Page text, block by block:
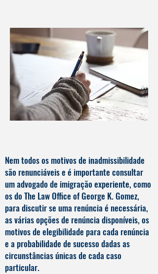
Nem todos os motivos de inadmissibilidade
são renunciáveis e é importante consultar
um advogado de imigração experiente, como
os do The Law Office of George K. Gomez,
para discutir se uma renúncia é necessária,
as várias opções de renúncia disponíveis, os
motivos de elegibilidade para cada renúncia
e a probabilidade de sucesso dadas as
circunstâncias únicas de cada caso
particular.